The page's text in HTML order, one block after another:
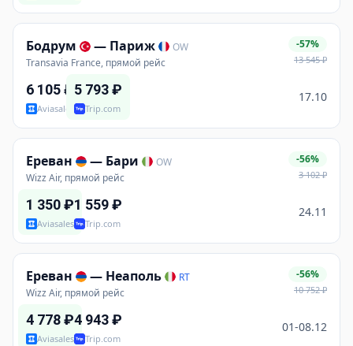
Бодрум — Париж
OW
Transavia France, прямой рейс
-57%
13 545₽
6 105₽
Aviasales
5 793₽
Trip.com
17.10
Ереван — Бари
OW
Wizz Air, прямой рейс
-56%
3 102₽
1 350₽
Aviasales
1 559₽
Trip.com
24.11
Ереван — Неаполь
RT
Wizz Air, прямой рейс
-56%
10 752₽
4 778₽
Aviasales
4 943₽
Trip.com
01-08.12